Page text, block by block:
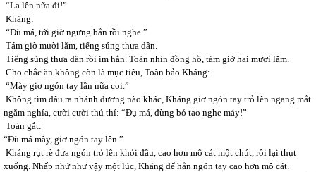
“La lên nữa đi!”
Kháng:
“Đù má, tới giờ ngưng bắn rồi nghe.”
Tám giờ mười lăm, tiếng súng thưa dần.
Tiếng súng thưa dần rồi im hẳn. Toàn nhìn đồng hồ, tám giờ hai mươi lăm.
Cho chắc ăn không còn là mục tiêu, Toàn bảo Kháng:
“Mày giơ ngón tay lần nữa coi.”
Không tìm đâu ra nhánh dương nào khác, Kháng giơ ngón tay trỏ lên ngang mắt
ngắm nghía, cười cười thủ thỉ: “Đụ má, đừng bỏ tao nghe mảy!”
Toàn gắt:
“Đù má mày, giơ ngón tay lên.”
Kháng rụt rè đưa ngón trỏ lên khỏi đầu, cao hơn mô cát một chút, rồi lại thụt
xuống. Nhấp nhứ như vậy một lúc, Kháng để hẳn ngón tay cao hơn mô cát.